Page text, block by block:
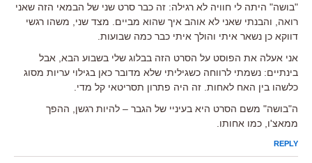
"בושה" היתה לי חוויה לא רגילה: זה כבר סרט שני של הבמאי הזה שאני
רואה, והבנתי שאני לא אוהב איך שהוא מביים. מצד שני, משהו רגשי
דווקא כן נשאר איתי והולך איתי כבר כמה שבועות.
אני אעלה את הפוסט על הסרט הזה בבלוג שלי בשבוע הבא, אבל
בינתיים: נשמתי לרווחה כשגיליתי שלא מדובר כאן בגילוי עריות מסוג
כלשהו בין האח לאחות. זה היה פתרון תסריטאי קל מדי.
ה"בושה" משם הסרט היא בעיניי של הגבר – להיות רגשן, ההפך
ממאצ'ו, כמו אחותו.
REPLY